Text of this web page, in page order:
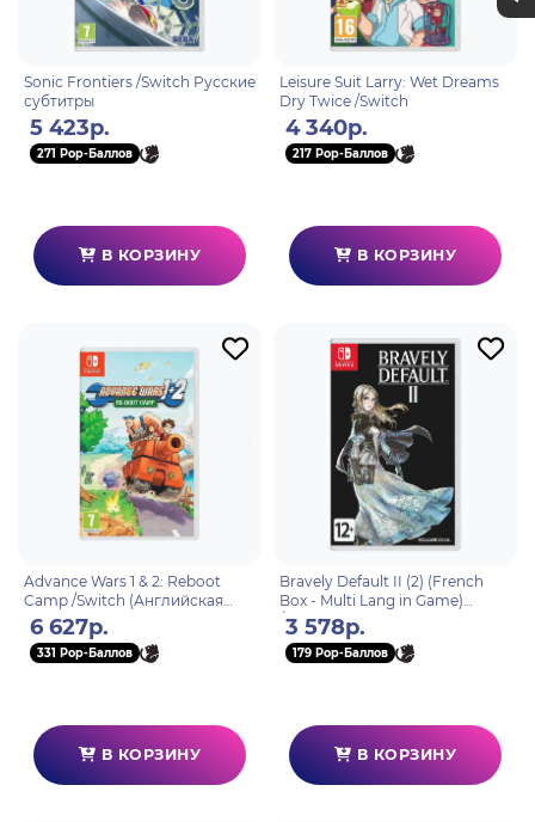
Sonic Frontiers /Switch Русские
субтитры
5 423р.
271 Pop-Баллов
В КОРЗИНУ
Leisure Suit Larry: Wet Dreams
Dry Twice /Switch
4 340р.
217 Pop-Баллов
В КОРЗИНУ
Advance Wars 1 & 2: Reboot
Camp /Switch (Английская
версия)
6 627р.
331 Pop-Баллов
В КОРЗИНУ
Bravely Default II (2) (French
Box - Multi Lang in Game)
/Switch (Английская версия)
3 578р.
179 Pop-Баллов
В КОРЗИНУ